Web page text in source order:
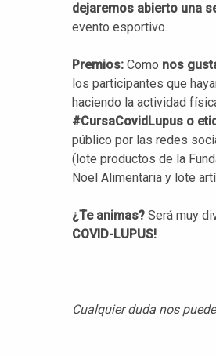
dejaremos abierto una
evento esportivo.
Premios: Como nos
los participantes que
haciendo la actividad
#CursaCovidLupus o
público por las redes
(lote productos de la
Noel Alimentaria y lote
¿Te animas? Será muy
COVID-LUPUS!
Cualquier duda nos